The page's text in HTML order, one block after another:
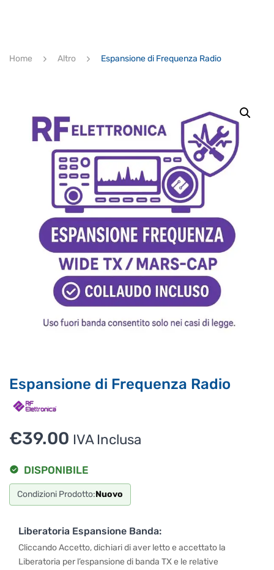
Home Altro Espansione di Frequenza Radio
Espansione di Frequenza Radio
€39.00 IVA Inclusa
DISPONIBILE
Condizioni Prodotto:Nuovo
Liberatoria Espansione Banda:
Cliccando Accetto, dichiari di aver letto e accettato la
Liberatoria per l’espansione di banda TX e le relative
Supporto clienti
Ciao, Come posso aiutarti?
Puoi chiedermi informazioni generali o specifiche su certi
Per ottenere dettagli su un determinato prodotto